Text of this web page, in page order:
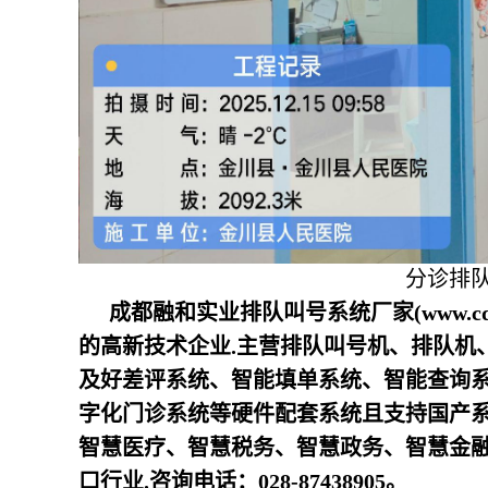
分诊排
成都融和实业排队叫号系统厂家
的高新技术企业.主营排队叫号机、排队
及好差评系统、智能填单系统、智能查询
字化门诊系统等硬件配套系统且支持国产
智慧医疗、智慧税务、智慧政务、智慧金
口行业.咨询电话：028-87438905。